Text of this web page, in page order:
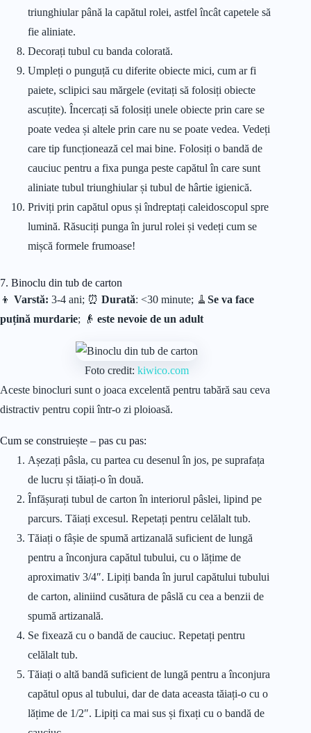
triunghiular până la capătul rolei, astfel încât capetele să
fie aliniate.
Decorați tubul cu banda colorată.
Umpleți o punguță cu diferite obiecte mici, cum ar fi
paiete, sclipici sau mărgele (evitați să folosiți obiecte
ascuțite). Încercați să folosiți unele obiecte prin care se
poate vedea și altele prin care nu se poate vedea. Vedeți
care tip funcționează cel mai bine. Folosiți o bandă de
cauciuc pentru a fixa punga peste capătul în care sunt
aliniate tubul triunghiular și tubul de hârtie igienică.
Priviți prin capătul opus și îndreptați caleidoscopul spre
lumină. Răsuciți punga în jurul rolei și vedeți cum se
mișcă formele frumoase!
7. Binoclu din tub de carton
👦 Varstă: 3-4 ani; ⏰ Durată: <30 minute; 🧹 Se va face
puțină murdarie; 👴 este nevoie de un adult
Foto credit:kiwico.com
Aceste binocluri sunt o joaca excelentă pentru tabără sau ceva
distractiv pentru copii într-o zi ploioasă.
Cum se construiește – pas cu pas:
Așezați pâsla, cu partea cu desenul în jos, pe suprafața
de lucru și tăiați-o în două.
Înfășurați tubul de carton în interiorul pâslei, lipind pe
parcurs. Tăiați excesul. Repetați pentru celălalt tub.
Tăiați o fâșie de spumă artizanală suficient de lungă
pentru a înconjura capătul tubului, cu o lățime de
aproximativ 3/4″. Lipiți banda în jurul capătului tubului
de carton, aliniind cusătura de pâslă cu cea a benzii de
spumă artizanală.
Se fixează cu o bandă de cauciuc. Repetați pentru
celălalt tub.
Tăiați o altă bandă suficient de lungă pentru a înconjura
capătul opus al tubului, dar de data aceasta tăiați-o cu o
lățime de 1/2″. Lipiți ca mai sus și fixați cu o bandă de